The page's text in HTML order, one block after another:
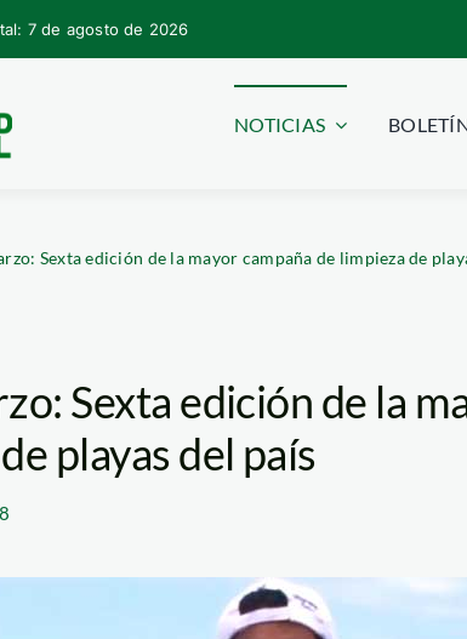
7 de agosto de 2026
NOTICIAS
Sexta edición de la mayor campaña de limpieza de
Sexta edición de la
playas del país